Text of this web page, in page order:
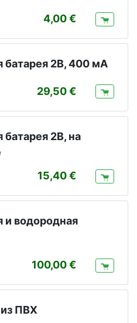
4,00
батарея 2В, 400 мА
29,50
батарея 2В, на
15,40
и водородная
100,00
ПВХ